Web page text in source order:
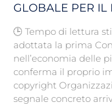
GLOBALE PER IL
🕒 Tempo di lettura
adottata la prima
nell’economia delle
conferma il proprio
copyright
segnale concreto